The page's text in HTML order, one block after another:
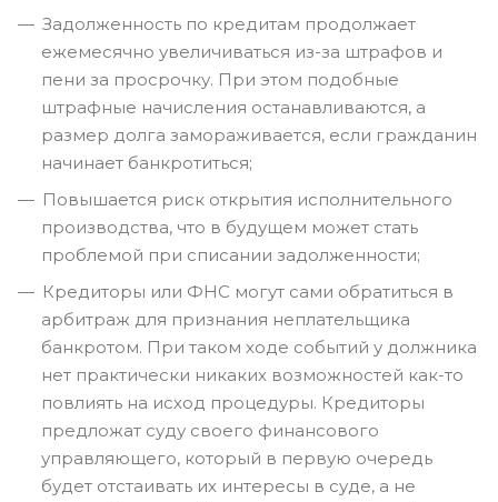
Задолженность по кредитам продолжает
ежемесячно увеличиваться из-за штрафов и
пени за просрочку. При этом подобные
штрафные начисления останавливаются, а
размер долга замораживается, если гражданин
начинает банкротиться;
Повышается риск открытия исполнительного
производства, что в будущем может стать
проблемой при списании задолженности;
Кредиторы или ФНС могут сами обратиться в
арбитраж для признания неплательщика
банкротом. При таком ходе событий у должника
нет практически никаких возможностей как-то
повлиять на исход процедуры. Кредиторы
предложат суду своего финансового
управляющего, который в первую очередь
будет отстаивать их интересы в суде, а не